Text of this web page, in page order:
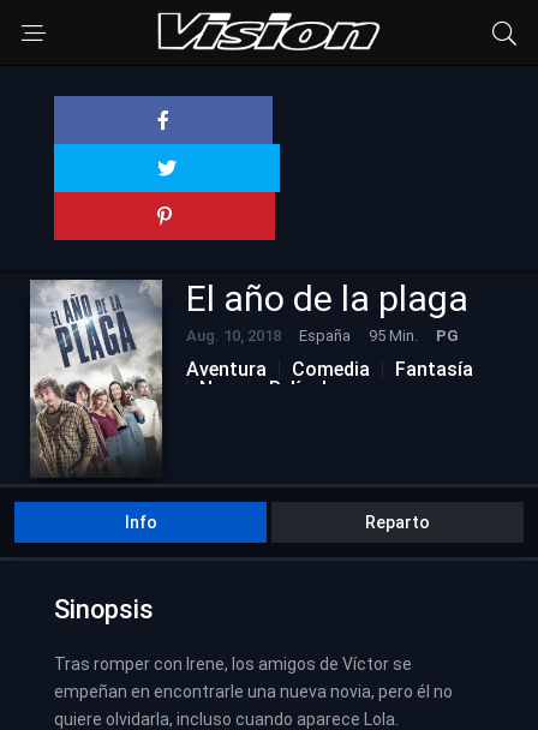
El año de la plaga
Aug. 10, 2018 España 95 Min. PG
Aventura Comedia
Fantasía
Nuevas Películas
Info Reparto
Sinopsis
Tras romper con Irene, los amigos de Víctor se
empeñan en encontrarle una nueva novia, pero él no
quiere olvidarla, incluso cuando aparece Lola.